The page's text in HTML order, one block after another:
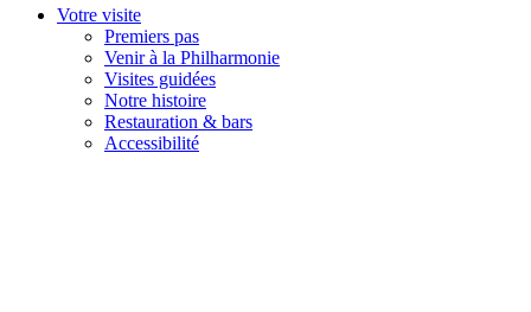
Votre visite
Premiers pas
Venir à la Philharmonie
Visites guidées
Notre histoire
Restauration & bars
Accessibilité